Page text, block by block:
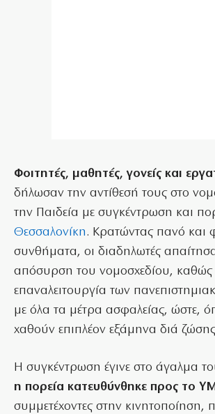
Φοιτητές, μαθητές, γονείς και
δήλωσαν την αντίθεσή τους στο
την Παιδεία με συγκέντρωση και
Θεσσαλονίκη. Κρατώντας πανό και
συνθήματα, οι διαδηλωτές
απόσυρση του νομοσχεδίου, καθώς
επαναλειτουργία των
με όλα τα μέτρα ασφαλείας, ώστε,
χαθούν επιπλέον εξάμηνα διά
Η συγκέντρωση έγινε στο άγαλμα
η πορεία κατευθύνθηκε προς το
συμμετέχοντες στην κινητοποίηση,